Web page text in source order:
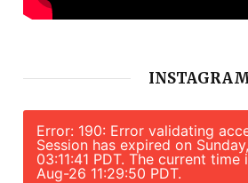
Error: 190: Error validating
Session has expired on
03:11:41 PDT. The current time
Aug-26 11:29:50 PDT.